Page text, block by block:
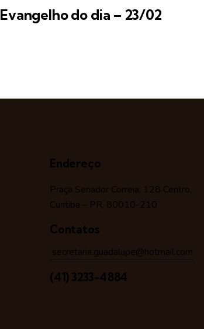
Evangelho do dia – 23/02
Endereço
Praça Senador Correia, 128 Centro,
Curitiba – PR, 80010-210
Contatos
secretaria.guadalupe@hotmail.com
(41) 3233-4884